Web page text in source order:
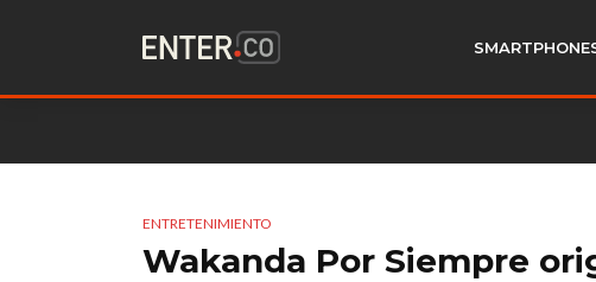
ENTRETENIMIENTO
Wakanda Por Siempre